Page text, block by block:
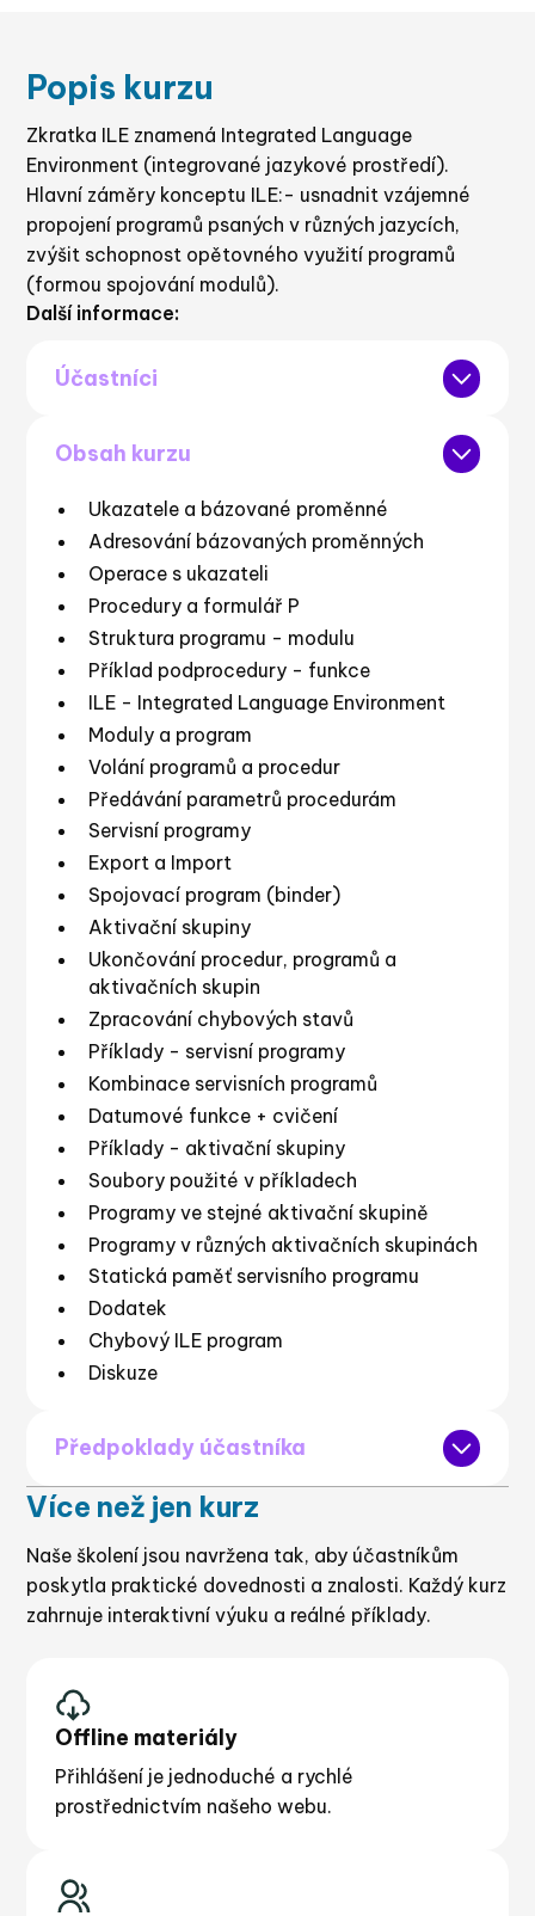
Popis kurzu
Zkratka ILE znamená Integrated Language
Environment (integrované jazykové prostředí).
Hlavní záměry konceptu ILE:- usnadnit vzájemné
propojení programů psaných v různých jazycích,
zvýšit schopnost opětovného využití programů
(formou spojování modulů).
Další informace:
Účastníci
RPG IV (přesněji ILE RPG/400), kteří potřebují
Obsah kurzu
Ukazatele a bázované proměnné
Adresování bázovaných proměnných
Operace s ukazateli
Procedury a formulář P
Struktura programu - modulu
Příklad podprocedury - funkce
ILE - Integrated Language Environment
Moduly a program
Volání programů a procedur
Předávání parametrů procedurám
Servisní programy
Export a Import
Spojovací program (binder)
Aktivační skupiny
Ukončování procedur, programů a
aktivačních skupin
Zpracování chybových stavů
Příklady - servisní programy
Kombinace servisních programů
Datumové funkce + cvičení
Příklady - aktivační skupiny
Soubory použité v příkladech
Programy ve stejné aktivační skupině
Programy v různých aktivačních skupinách
Statická paměť servisního programu
Dodatek
Chybový ILE program
Diskuze
Předpoklady účastníka
Znalost jazyka RPG IV (ILE RPG/400).
Více než jen kurz
Naše školení jsou navržena tak, aby účastníkům
poskytla praktické dovednosti a znalosti. Každý kurz
zahrnuje interaktivní výuku a reálné příklady.
Offline materiály
Přihlášení je jednoduché a rychlé
prostřednictvím našeho webu.